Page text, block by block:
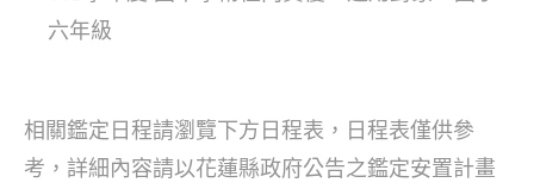
六年級
相關鑑定日程請瀏覽下方日程表，日程表僅供參
考，詳細內容請以花蓮縣政府公告之鑑定安置計畫